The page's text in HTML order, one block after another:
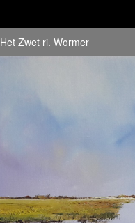
Het Zwet ri. Wormer